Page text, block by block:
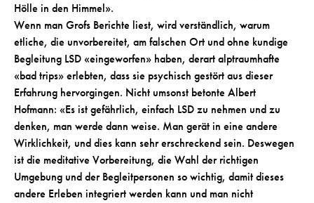
Hölle in den Himmel».
Wenn man Grofs Berichte liest, wird verständlich, warum
etliche, die unvorbereitet, am falschen Ort und ohne kundige
Begleitung LSD «eingeworfen» haben, derart alptraumhafte
«bad trips» erlebten, dass sie psychisch gestört aus dieser
Erfahrung hervorgingen. Nicht umsonst betonte Albert
Hofmann: «Es ist gefährlich, einfach LSD zu nehmen und zu
denken, man werde dann weise. Man gerät in eine andere
Wirklichkeit, und dies kann sehr erschreckend sein. Deswegen
ist die meditative Vorbereitung, die Wahl der richtigen
Umgebung und der Begleitpersonen so wichtig, damit dieses
andere Erleben integriert werden kann und man nicht